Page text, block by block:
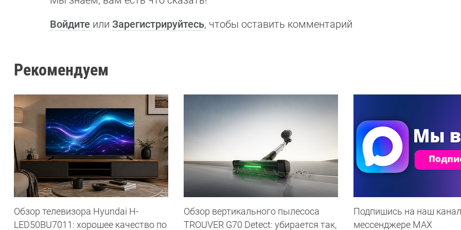
Войдите или Зарегистрируйтесь, чтобы оставить комментарий
Рекомендуем
Обзор телевизора Hyundai H-
LED50BU7011: хорошее качество по
Обзор вертикального пылесоса
TROUVER G70 Detect: убирается так,
Подпишись на наш
мессенджере МАХ